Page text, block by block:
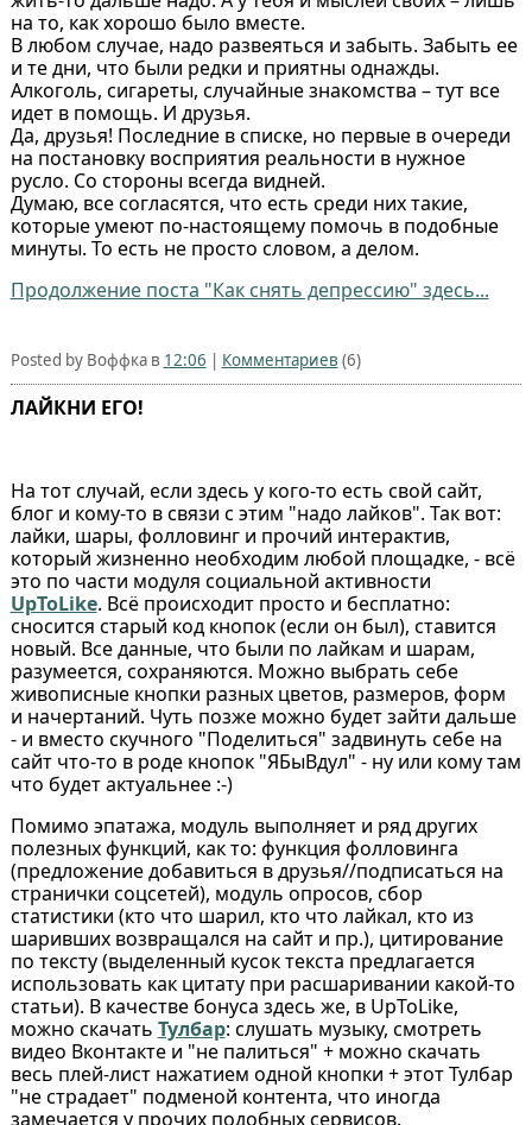
на то, как хорошо было вместе.
В любом случае, надо развеяться и забыть. Забыть ее
и те дни, что были редки и приятны однажды.
Алкоголь, сигареты, случайные знакомства – тут все
идет в помощь. И друзья.
Да, друзья! Последние в списке, но первые в очереди
на постановку восприятия реальности в нужное
русло. Со стороны всегда видней.
Думаю, все согласятся, что есть среди них такие,
которые умеют по-настоящему помочь в подобные
минуты. То есть не просто словом, а делом.
Продолжение поста "Как снять депрессию" здесь...
Posted by Воффка в 12:06 | Комментариев (6)
ЛАЙКНИ ЕГО!
На тот случай, если здесь у кого-то есть свой сайт,
блог и кому-то в связи с этим "надо лайков". Так вот:
лайки, шары, фолловинг и прочий интерактив,
который жизненно необходим любой площадке, - всё
это по части модуля социальной активности
UpToLike. Всё происходит просто и бесплатно:
сносится старый код кнопок (если он был), ставится
новый. Все данные, что были по лайкам и шарам,
разумеется, сохраняются. Можно выбрать себе
живописные кнопки разных цветов, размеров, форм
и начертаний. Чуть позже можно будет зайти дальше
- и вместо скучного "Поделиться" задвинуть себе на
сайт что-то в роде кнопок "ЯБыВдул" - ну или кому там
что будет актуальнее :-)
Помимо эпатажа, модуль выполняет и ряд других
полезных функций, как то: функция фолловинга
(предложение добавиться в друзья//подписаться на
странички соцсетей), модуль опросов, сбор
статистики (кто что шарил, кто что лайкал, кто из
шаривших возвращался на сайт и пр.), цитирование
по тексту (выделенный кусок текста предлагается
использовать как цитату при расшаривании какой-то
статьи). В качестве бонуса здесь же, в UpToLike,
можно скачать Тулбар: слушать музыку, смотреть
видео Вконтакте и "не палиться" + можно скачать
весь плей-лист нажатием одной кнопки + этот Тулбар
"не страдает" подменой контента, что иногда
замечается у прочих подобных сервисов.